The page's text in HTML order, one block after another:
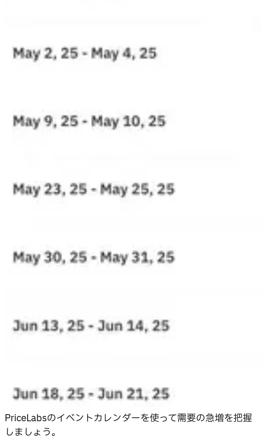
PriceLabsのイベントカレンダーを使って需要の急増を把握
しましょう。